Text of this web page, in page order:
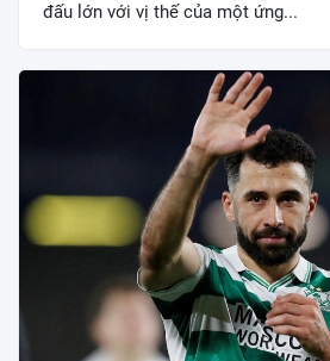
đấu lớn với vị thế của một ứng...